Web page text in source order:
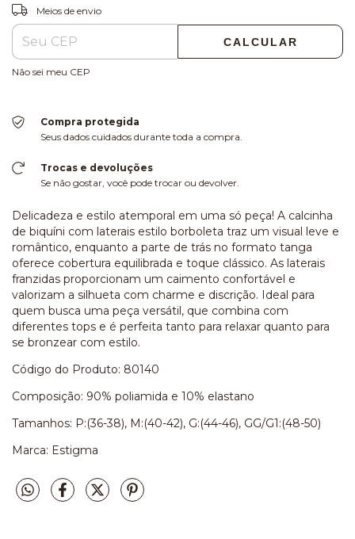
Entregas para o CEP:
Meios de envio
CALCULAR
Não sei meu CEP
Compra protegida
Seus dados cuidados durante toda a compra.
Trocas e devoluções
Se não gostar, você pode trocar ou devolver.
Delicadeza e estilo atemporal em uma só peça! A calcinha
de biquíni com laterais estilo borboleta traz um visual leve e
romântico, enquanto a parte de trás no formato tanga
oferece cobertura equilibrada e toque clássico. As laterais
franzidas proporcionam um caimento confortável e
valorizam a silhueta com charme e discrição. Ideal para
quem busca uma peça versátil, que combina com
diferentes tops e é perfeita tanto para relaxar quanto para
se bronzear com estilo.
Código do Produto: 80140
Composição: 90% poliamida e 10% elastano
Tamanhos: P:(36-38), M:(40-42), G:(44-46), GG/G1:(48-50)
Marca: Estigma